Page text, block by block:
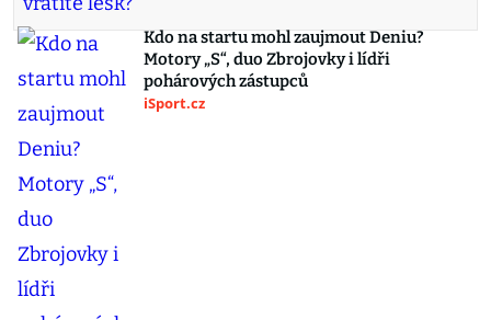
Kdo na startu mohl zaujmout Deniu?
Motory „S“, duo Zbrojovky i lídři
pohárových zástupců
iSport.cz